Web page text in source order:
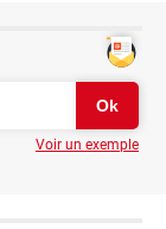
Voir un exemple